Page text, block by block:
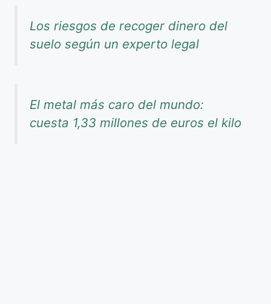
Los riesgos de recoger dinero del
suelo según un experto legal
El metal más caro del mundo:
cuesta 1,33 millones de euros el kilo